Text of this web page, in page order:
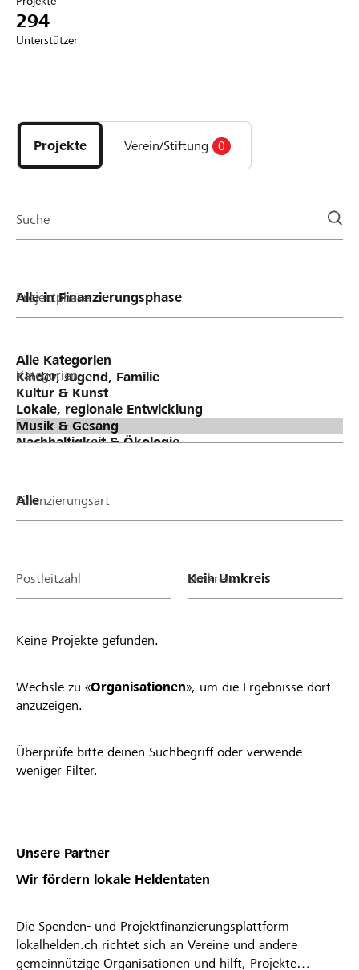
Anmelden
DE FR IT
294
Unterstützer
Projekte
und
Organisationen
Projekte Verein/Stiftung 0
Suche
Projektphase
Kategorien
Finanzierungsart
Postleitzahl Umkreis
Keine Projekte gefunden.
Wechsle zu «Organisationen», um die Ergebnisse dort
anzuzeigen.
Überprüfe bitte deinen Suchbegriff oder verwende
weniger Filter.
Unsere Partner
Wir fördern lokale Heldentaten
Die Spenden- und Projektfinanzierungsplattform
lokalhelden.ch richtet sich an Vereine und andere
gemeinnützige Organisationen und hilft, Projekte